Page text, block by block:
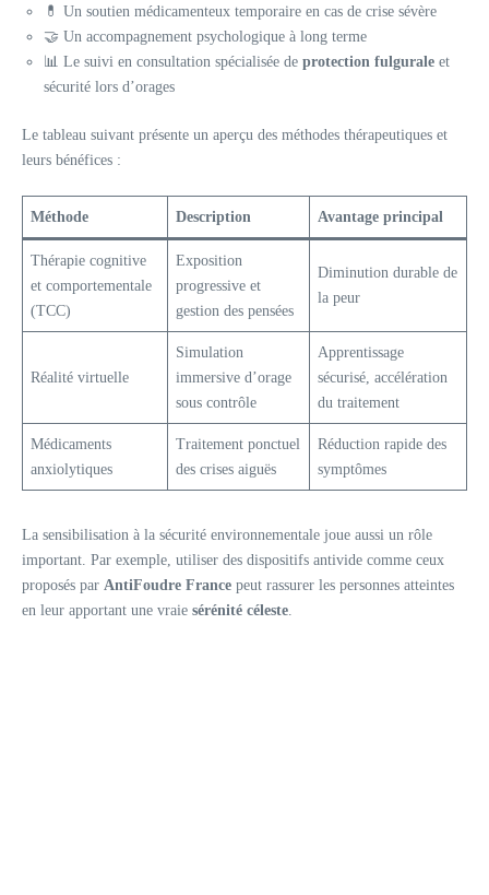
💊 Un soutien médicamenteux temporaire en cas de crise sévère
🤝 Un accompagnement psychologique à long terme
📊 Le suivi en consultation spécialisée de protection fulgurale et
sécurité lors d’orages
Le tableau suivant présente un aperçu des méthodes thérapeutiques et
leurs bénéfices :
Méthode Description Avantage principal
Thérapie cognitive
et comportementale
(TCC)
Exposition
progressive et
gestion des pensées
Diminution durable de
la peur
Réalité virtuelle
Simulation
immersive d’orage
sous contrôle
Apprentissage
sécurisé, accélération
du traitement
Médicaments
anxiolytiques
Traitement ponctuel
des crises aiguës
Réduction rapide des
symptômes
La sensibilisation à la sécurité environnementale joue aussi un rôle
important. Par exemple, utiliser des dispositifs antivide comme ceux
proposés par AntiFoudre France peut rassurer les personnes atteintes
en leur apportant une vraie sérénité céleste